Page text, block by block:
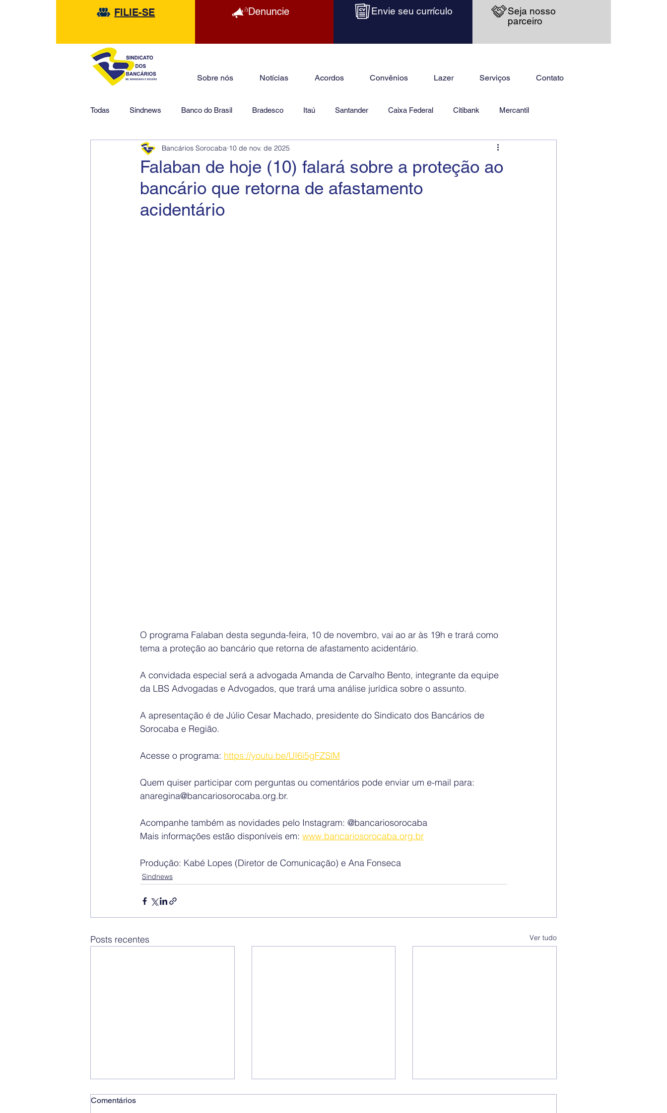
FILIE-SE Denuncie Envie seu currículo
Seja nosso
parceiro
Sobre nós Notícias Acordos Convênios Lazer Serviços Contato
Todas Sindnews Banco do Brasil Bradesco Itaú Santander Caixa Federal Citibank Mercantil
HSBC Financeiras Jurídico
Falaban de hoje (10) falará sobre a proteção ao
bancário que retorna de afastamento
acidentário
Bancários Sorocaba 10 de nov. de 2025
O programa Falaban desta segunda-feira, 10 de novembro, vai ao ar às 19h e trará como
tema a proteção ao bancário que retorna de afastamento acidentário.
A convidada especial será a advogada Amanda de Carvalho Bento, integrante da equipe
da LBS Advogadas e Advogados, que trará uma análise jurídica sobre o assunto.
A apresentação é de Júlio Cesar Machado, presidente do Sindicato dos Bancários de
Sorocaba e Região.
Acesse o programa: https://youtu.be/UI6i5gFZSlM
Quem quiser participar com perguntas ou comentários pode enviar um e-mail para:
anaregina@bancariosorocaba.org.br.
Acompanhe também as novidades pelo Instagram: @bancariosorocaba
Mais informações estão disponíveis em: www.bancariosorocaba.org.br
Produção: Kabé Lopes (Diretor de Comunicação) e Ana Fonseca
Sindnews
Posts recentes Ver tudo
Comentários